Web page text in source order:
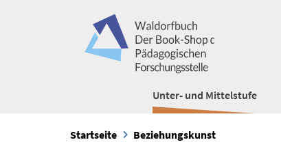
Unter- und Mittelstufe
Startseite Beziehungskunst